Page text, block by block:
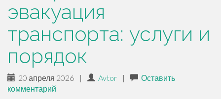
эвакуация
транспорта: услуги и
порядок
20 апреля 2026 | Avtor |
Оставить
комментарий